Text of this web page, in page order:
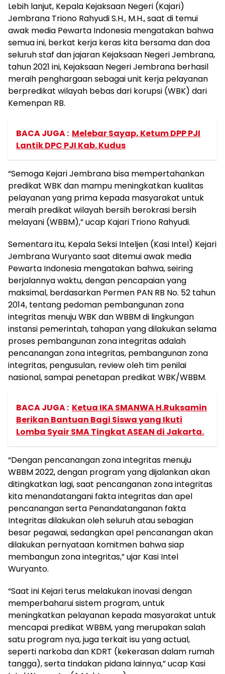
Lebih lanjut, Kepala Kejaksaan Negeri (Kajari)
Jembrana Triono Rahyudi S.H., M.H., saat di temui
awak media Pewarta Indonesia mengatakan bahwa
semua ini, berkat kerja keras kita bersama dan doa
seluruh staf dan jajaran Kejaksaan Negeri Jembrana,
tahun 2021 ini, Kejaksaan Negeri Jembrana berhasil
meraih penghargaan sebagai unit kerja pelayanan
berpredikat wilayah bebas dari korupsi (WBK) dari
Kemenpan RB.
BACA JUGA : Melebar Sayap, Ketum DPP PJI
Lantik DPC PJI Kab. Kudus
“Semoga Kejari Jembrana bisa mempertahankan
predikat WBK dan mampu meningkatkan kualitas
pelayanan yang prima kepada masyarakat untuk
meraih predikat wilayah bersih berokrasi bersih
melayani (WBBM),” ucap Kajari Triono Rahyudi.
Sementara itu, Kepala Seksi Inteljen (Kasi Intel) Kejari
Jembrana Wuryanto saat ditemui awak media
Pewarta Indonesia mengatakan bahwa, seiring
berjalannya waktu, dengan pencapaian yang
maksimal, berdasarkan Permen PAN RB No. 52 tahun
2014, tentang pedoman pembangunan zona
integritas menuju WBK dan WBBM di lingkungan
instansi pemerintah, tahapan yang dilakukan selama
proses pembangunan zona integritas adalah
pencanangan zona integritas, pembangunan zona
integritas, pengusulan, review oleh tim penilai
nasional, sampai penetapan predikat WBK/WBBM.
BACA JUGA : Ketua IKA SMANWA H.Ruksamin
Berikan Bantuan Bagi Siswa yang Ikuti
Lomba Syair SMA Tingkat ASEAN di Jakarta.
“Dengan pencanangan zona integritas menuju
WBBM 2022, dengan program yang dijalankan akan
ditingkatkan lagi, saat pencanganan zona integritas
kita menandatangani fakta integritas dan apel
pencanangan serta Penandatanganan fakta
Integritas dilakukan oleh seluruh atau sebagian
besar pegawai, sedangkan apel pencanangan akan
dilakukan pernyataan komitmen bahwa siap
membangun zona integritas,” ujar Kasi Intel
Wuryanto.
“Saat ini Kejari terus melakukan inovasi dengan
memperbaharui sistem program, untuk
meningkatkan pelayanan kepada masyarakat untuk
mencapai predikat WBBM, yang merupakan salah
satu program nya, juga terkait isu yang actual,
seperti narkoba dan KDRT (kekerasan dalam rumah
tangga), serta tindakan pidana lainnya,” ucap Kasi